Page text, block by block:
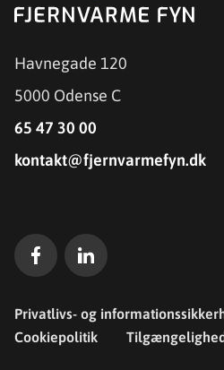
Havnegade 120
5000 Odense C
65 47 30 00
kontakt@fjernvarmefyn.dk
Privatlivs- og
Cookiepolitik